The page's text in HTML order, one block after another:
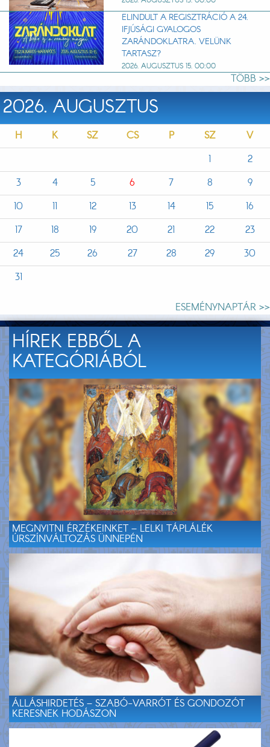
ELINDULT A REGISZTRÁCIÓ A 24.
IFJÚSÁGI GYALOGOS
ZARÁNDOKLATRA. VELÜNK
TARTASZ?
2026. AUGUSZTUS 15. 00:00
TÖBB >>
2026. AUGUSZTUS
H K SZ CS P SZ
V
1
2
3
4 5 6 7 8
9
10
11 12 13 14 15
16
17
18 19 20 21 22
23
24
25 26 27 28 29
30
31
ESEMÉNYNAPTÁR >>
HÍREK EBBŐL A
KATEGÓRIÁBÓL
MEGNYITNI ÉRZÉKEINKET – LELKI TÁPLÁLÉK
ÚRSZÍNVÁLTOZÁS ÜNNEPÉN
ÁLLÁSHIRDETÉS – SZABÓ-VARRÓT ÉS GONDOZÓT
KERESNEK HODÁSZON